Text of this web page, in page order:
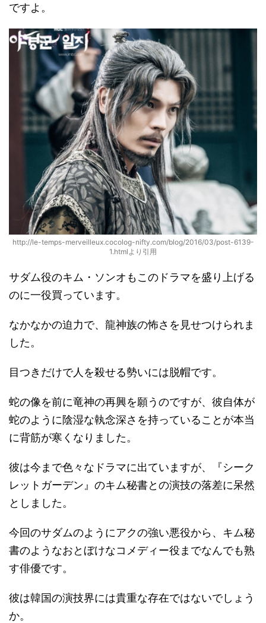
ですよ。
http://le-temps-merveilleux.cocolog-nifty.com/blog/2016/03/post-6139-
1.htmlより引用
サダム役のキム・ソンオもこのドラマを盛り上げる
のに一役買っています。
なかなかの迫力で、龍神族の怖さを見せつけられま
した。
目つきだけで人を殺せる勢いには脱帽です。
蛇の像を前に竜神の再興を願うのですが、彼自体が
蛇のように陰湿な執念深さを持っていることが本当
に背筋が寒くなりました。
彼は今まで色々なドラマに出ていますが、『シーク
レットガーデン』のキム秘書との演技の落差に呆然
としました。
今回のサダムのようにアクの強い悪役から、キム秘
書のようなおとぼけなコメディー役までなんでも熟
す俳優です。
彼は韓国の演技界には貴重な存在ではないでしょう
か。